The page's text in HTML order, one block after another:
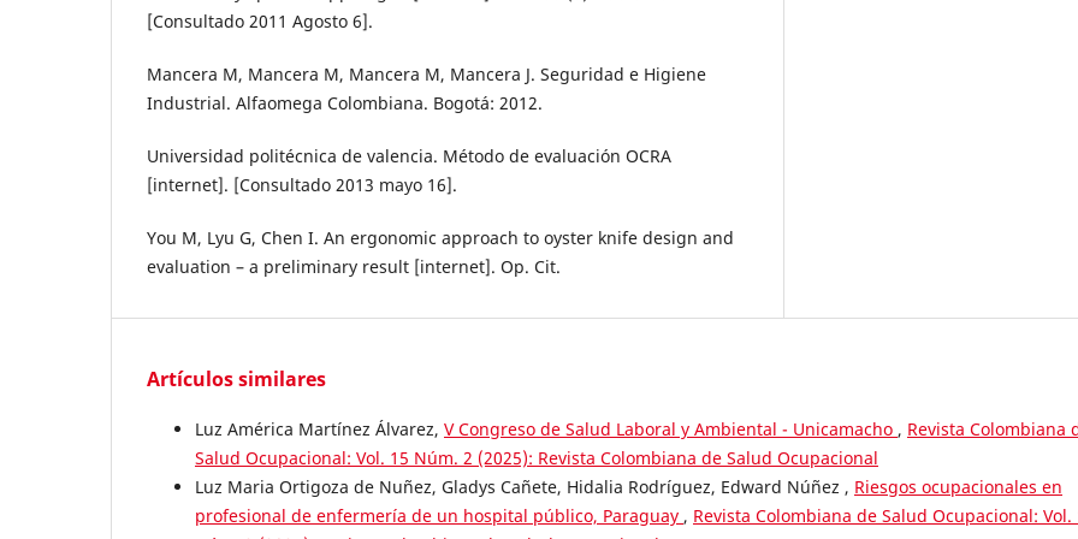
[Consultado 2011 Agosto 6].
Mancera M, Mancera M, Mancera M, Mancera J. Seguridad e Higiene
Industrial. Alfaomega Colombiana. Bogotá: 2012.
Universidad politécnica de valencia. Método de evaluación OCRA
[internet]. [Consultado 2013 mayo 16].
You M, Lyu G, Chen I. An ergonomic approach to oyster knife design and
evaluation – a preliminary result [internet]. Op. Cit.
Artículos similares
Luz América Martínez Álvarez, V Congreso de Salud Laboral y Ambiental - Unicamacho , Revista Colombiana
Salud Ocupacional: Vol. 15 Núm. 2 (2025): Revista Colombiana de Salud Ocupacional
Luz Maria Ortigoza de Nuñez, Gladys Cañete, Hidalia Rodríguez, Edward Núñez , Riesgos ocupacionales en
profesional de enfermería de un hospital público, Paraguay , Revista Colombiana de Salud Ocupacional: Vol.